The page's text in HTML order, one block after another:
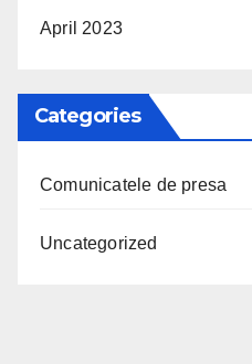
April 2023
Categories
Comunicatele de presa
Uncategorized